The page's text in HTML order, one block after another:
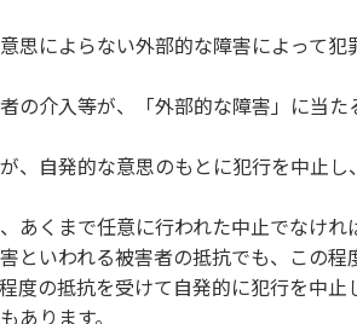
思によらない外部的な障害によって
の介入等が、「外部的な障害」に当た
、自発的な意思のもとに犯行を中止
あくまで任意に行われた中止でなけれ
といわれる被害者の抵抗でも、この
度の抵抗を受けて自発的に犯行を中
あります。